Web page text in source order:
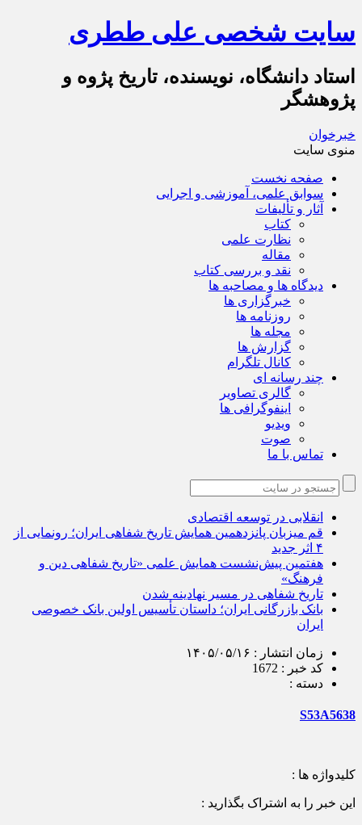
سایت شخصی علی ططری
استاد دانشگاه، نویسنده، تاریخ پژوه و
پژوهشگر
خبرخوان
منوی سایت
صفحه نخست
سوابق علمی، آموزشی و اجرایی
آثار و تألیفات
کتاب
نظارت علمی
مقاله
نقد و بررسی کتاب
دیدگاه ها و مصاحبه ها
خبرگزاری ها
روزنامه ها
مجله ها
گزارش ها
کانال تلگرام
چند رسانه ای
گالری تصاویر
اینفوگرافی ها
ویدیو
صوت
تماس با ما
انقلابی در توسعه اقتصادی
قم میزبان پانزدهمین همایش تاریخ شفاهی ایران؛ رونمایی از
۴ اثر جدید
هفتمین پیش‌نشست همایش علمی «تاریخ شفاهی دین و
فرهنگ»
تاریخ شفاهی در مسیر نهادینه شدن
بانک بازرگانی ایران؛ داستان تأسیس اولین بانک خصوصی
ایران
زمان انتشار : ۱۴۰۵/۰۵/۱۶
کد خبر : 1672
دسته :
S53A5638
کلیدواژه ها :
این خبر را به اشتراک بگذارید :